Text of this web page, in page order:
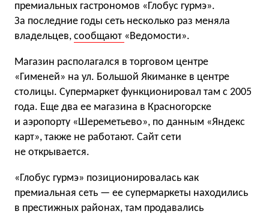
премиальных гастрономов «Глобус гурмэ».
За последние годы сеть несколько раз меняла
владельцев, сообщают «Ведомости».
Магазин располагался в торговом центре
«Гименей» на ул. Большой Якиманке в центре
столицы. Супермаркет функционировал там с 2005
года. Еще два ее магазина в Красногорске
и аэропорту «Шереметьево», по данным «Яндекс
карт», также не работают. Сайт сети
не открывается.
«Глобус гурмэ» позиционировалась как
премиальная сеть — ее супермаркеты находились
в престижных районах, там продавались